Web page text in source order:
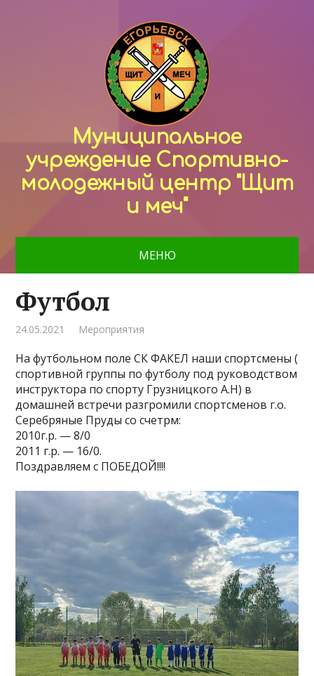
Муниципальное
учреждение Спортивно-
молодежный центр "Щит
и меч"
МЕНЮ
Футбол
24.05.2021 Мероприятия
На футбольном поле СК ФАКЕЛ наши спортсмены (
спортивной группы по футболу под руководством
инструктора по спорту Грузницкого А.Н) в
домашней встречи разгромили спортсменов г.о.
Серебряные Пруды со счетрм:
2010г.р. — 8/0
2011 г.р. — 16/0.
Поздравляем с ПОБЕДОЙ!!!!